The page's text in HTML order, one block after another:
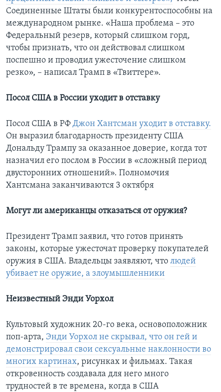
Соединенные Штаты были конкурентоспособны на
международном рынке. «Наша проблема – это
Федеральный резерв, который слишком горд,
чтобы признать, что он действовал слишком
поспешно и проводил ужесточение слишком
резко», – написал Трамп в «Твиттере».
Посол США в России уходит в отставку
Посол США в РФ Джон Хантсман уходит в отставку.
Он выразил благодарность президенту США
Дональду Трампу за оказанное доверие, когда тот
назначил его послом в России в «сложный период
двусторонних отношений». Полномочия
Хантсмана заканчиваются 3 октября
Могут ли американцы отказаться от оружия?
Президент Трамп заявил, что готов принять
законы, которые ужесточат проверку покупателей
оружия в США. Владельцы заявляют, что людей
убивает не оружие, а злоумышленники
Неизвестный Энди Уорхол
Культовый художник 20-го века, основоположник
поп-арта, Энди Уорхол не скрывал, что он гей и
демонстрировал свои сексуальные наклонности во
многих картинах, рисунках и фильмах. Такая
откровенность создавала для него много
трудностей в те времена, когда в США